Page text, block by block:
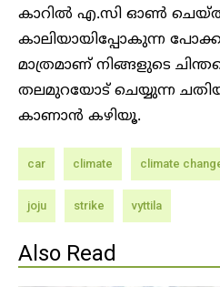
കാറിൽ എ.സി ഓൺ
കാലിയായിപ്പോകുന്ന
മാത്രമാണ് നിങ്ങളുടെ
തലമുറയോട് ചെയ്യുന്ന
കാണാൻ കഴിയൂ.
car climate climate
joju strike vyttila
Also Read